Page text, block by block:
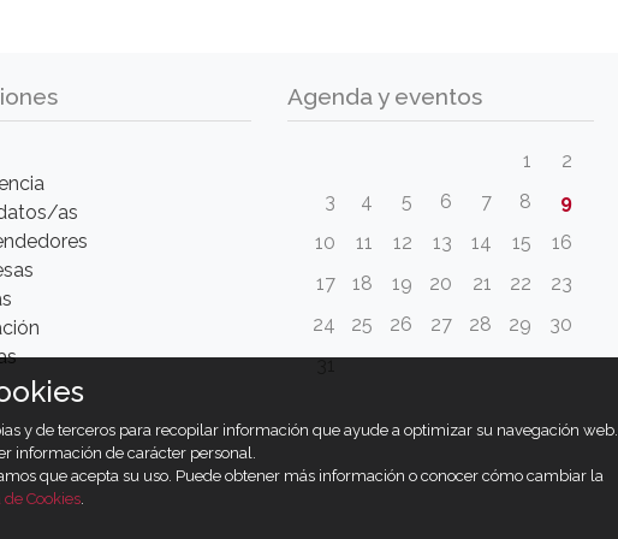
as
Agenda y eventos
1
2
3
4 5 6 7 8
9
10
11 12 13 14 15
16
17
18 19 20 21 22
23
24
25 26 27 28 29
30
31
y de terceros para recopilar información que ayude a optimizar su navegación web.
información de carácter personal.
que acepta su uso. Puede obtener más información o conocer cómo cambiar la
de Cookies.